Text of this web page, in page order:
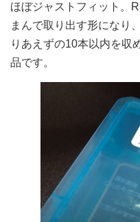
ほぼジャストフィット。
まんで取り出す形になり
りあえずの10本以内を収
品です。